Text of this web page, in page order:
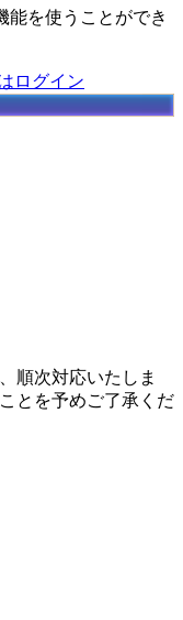
能を使うことができ
ログイン
順次対応いたしま
とを予めご了承くだ